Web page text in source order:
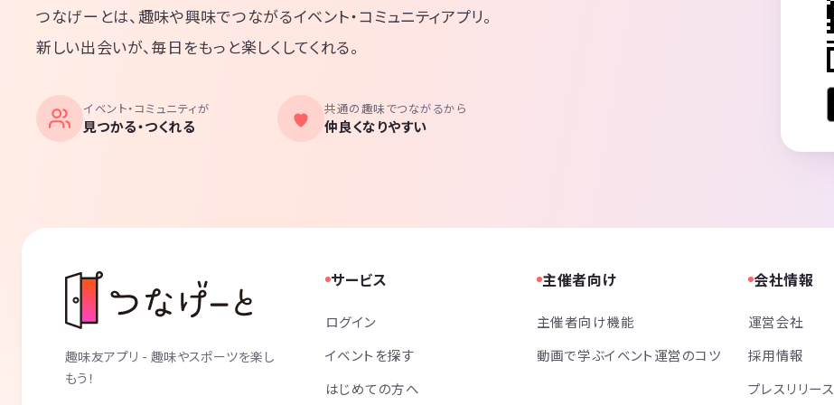
つなげーとは、趣味や興味でつながるイベント・コミュニティアプリ。
新しい出会いが、毎日をもっと楽しくしてくれる。
イベント・コミュニティが
見つかる・つくれる
共通の趣味でつながるから
仲良くなりやすい
趣味友アプリ - 趣味やスポーツを楽し
もう！
サービス
ログイン
イベントを探す
はじめての方へ
主催者向け
主催者向け機能
動画で学ぶイベント運営のコツ
会社情報
運営会社
採用情報
プレスリリース